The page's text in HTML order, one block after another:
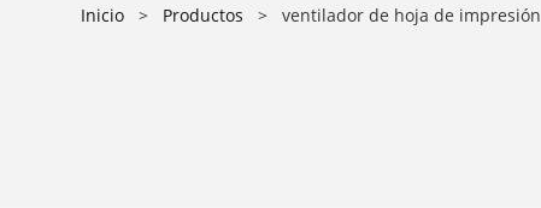
Inicio > Productos > ventilador de hoja de impresión